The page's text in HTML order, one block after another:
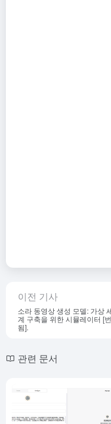
이전 기사
소라 동영상 생성 모델: 가상
계 구축을 위한 시뮬레이터 [
됨].
관련 문서